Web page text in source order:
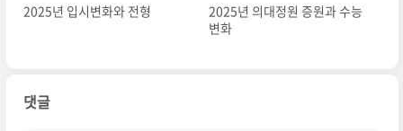
2025년 입시변화와 전형
2025년 의대정원 증원과 수능
변화
댓글